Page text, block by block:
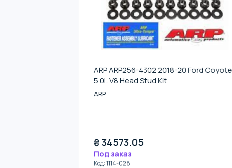
ARP ARP256-4302 2018-20 Ford Coyote
5.0L V8 Head Stud Kit
ARP
₴34573.05
Под заказ
Код:1114-028